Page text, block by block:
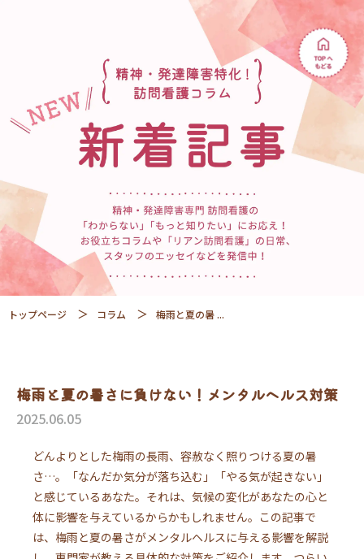
トップページ コラム 梅雨と夏の暑 ...
梅雨と夏の暑さに負けない！メンタルヘルス対策
2025.06.05
どんよりとした梅雨の長雨、容赦なく照りつける夏の暑
さ…。「なんだか気分が落ち込む」「やる気が起きない」
と感じているあなた。それは、気候の変化があなたの心と
体に影響を与えているからかもしれません。この記事で
は、梅雨と夏の暑さがメンタルヘルスに与える影響を解説